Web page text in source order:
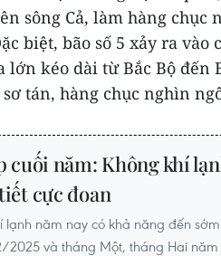
sông Cả, làm hàng chục
biệt, bão số 5 xảy ra vào
lớn kéo dài từ Bắc Bộ đến
tán, hàng chục nghìn
năm: Không khí
cực đoan
lạnh năm nay có khả năng đến
2025 và tháng Một, tháng Hai